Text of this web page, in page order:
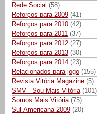
Rede Social (58)
Reforços para 2009 (41)
Reforços para 2010 (42)
Reforços para 2011 (37)
Reforços para 2012 (27)
Reforços para 2013 (30)
Reforços para 2014 (23)
Relacionados para jogo (155)
Revista Vitória Magazine (5)
SMV - Sou Mais Vitória (101)
Somos Mais Vitória (75)
Sul-Americana 2009 (20)